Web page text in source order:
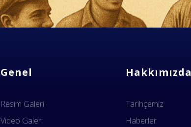
Genel
Resim Galeri
Video Galeri
Hakkımızda
Tarihçemiz
Haberler